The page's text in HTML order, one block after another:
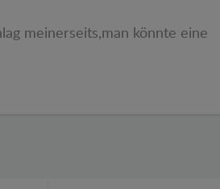
meinerseits,man könnte eine